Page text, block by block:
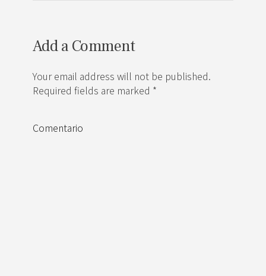
Add a Comment
Your email address will not be published.
Required fields are marked *
Comentario